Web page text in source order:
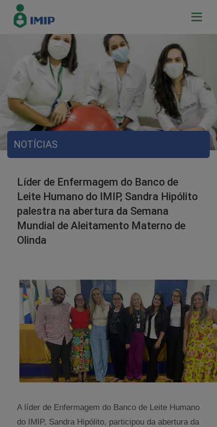
NOTÍCIAS
Líder de Enfermagem do Banco de
Leite Humano do IMIP, Sandra Hipólito
palestra na abertura da Semana
Mundial de Aleitamento Materno de
Olinda
A líder de Enfermagem do Banco de Leite Humano
do IMIP, Sandra Hipólito, participou da abertura da